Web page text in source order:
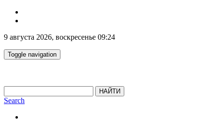
9 августа 2026, воскресенье 09:24
Toggle navigation
НАЙТИ
Search